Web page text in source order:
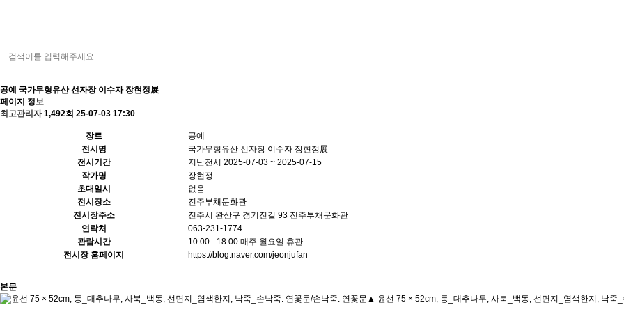
공예 국가무형유산 선자장 이수자 장현정展
페이지 정보
최고관리자 1,492회 25-07-03 17:30
장르
공예
전시명
국가무형유산 선자장 이수자 장현정展
전시기간
지난전시 2025-07-03 ~ 2025-07-15
작가명
장현정
초대일시
없음
전시장소
전주부채문화관
전시장주소
전주시 완산구 경기전길 93 전주부채문화관
연락처
063-231-1774
관람시간
10:00 - 18:00 매주 월요일 휴관
전시장 홈페이지
https://blog.naver.com/jeonjufan
본문
▲ 윤선 75 × 52cm, 등_대추나무, 사북_백동, 선면지_염색한지, 낙죽